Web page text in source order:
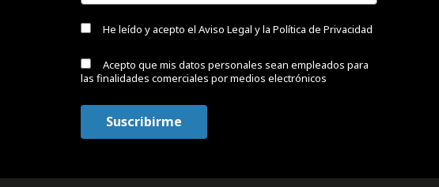
He leído y acepto el Aviso Legal y la Política de Privacidad
Acepto que mis datos personales sean empleados para
las finalidades comerciales por medios electrónicos